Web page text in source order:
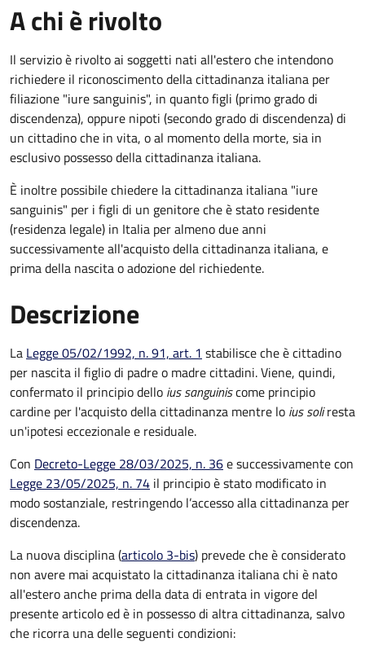
A chi è rivolto
Il servizio è rivolto ai soggetti nati all'estero che intendono
richiedere il riconoscimento della cittadinanza italiana per
filiazione "iure sanguinis", in quanto figli (primo grado di
discendenza), oppure nipoti (secondo grado di discendenza) di
un cittadino che in vita, o al momento della morte, sia in
esclusivo possesso della cittadinanza italiana.
È inoltre possibile chiedere la cittadinanza italiana "iure
sanguinis" per i figli di un genitore che è stato residente
(residenza legale) in Italia per almeno due anni
successivamente all'acquisto della cittadinanza italiana, e
prima della nascita o adozione del richiedente.
Descrizione
La Legge 05/02/1992, n. 91, art. 1 stabilisce che è cittadino
per nascita il figlio di padre o madre cittadini. Viene, quindi,
confermato il principio dello ius sanguiniscome principio
cardine per l'acquisto della cittadinanza mentre lo ius soliresta
un'ipotesi eccezionale e residuale.
Con Decreto-Legge 28/03/2025, n. 36e successivamente con
Legge 23/05/2025, n. 74 il principio è stato modificato in
modo sostanziale, restringendo l’accesso alla cittadinanza per
discendenza.
La nuova disciplina (articolo 3-bis) prevede cheèconsiderato
non avere mai acquistato la cittadinanza italiana chi è nato
all'estero anche prima della data di entrata in vigore del
presente articolo ed è in possesso di altra cittadinanza, salvo
che ricorra una delle seguenti condizioni: